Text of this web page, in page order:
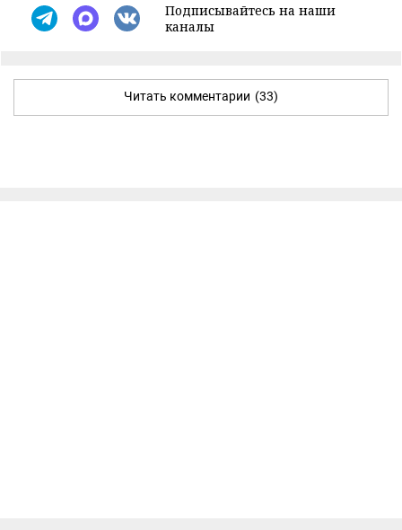
Подписывайтесь на наши
каналы
Читать комментарии (33)